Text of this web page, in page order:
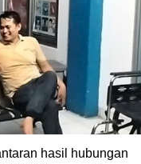
hasil hubungan